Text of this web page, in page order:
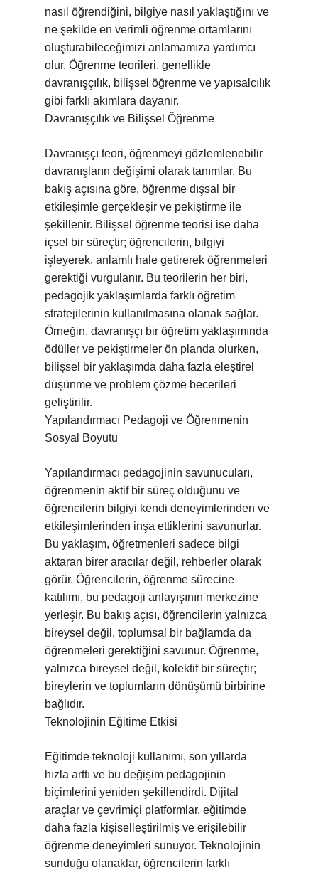
nasıl öğrendiğini, bilgiye nasıl yaklaştığını ve
ne şekilde en verimli öğrenme ortamlarını
oluşturabileceğimizi anlamamıza yardımcı
olur. Öğrenme teorileri, genellikle
davranışçılık, bilişsel öğrenme ve yapısalcılık
gibi farklı akımlara dayanır.
Davranışçılık ve Bilişsel Öğrenme
Davranışçı teori, öğrenmeyi gözlemlenebilir
davranışların değişimi olarak tanımlar. Bu
bakış açısına göre, öğrenme dışsal bir
etkileşimle gerçekleşir ve pekiştirme ile
şekillenir. Bilişsel öğrenme teorisi ise daha
içsel bir süreçtir; öğrencilerin, bilgiyi
işleyerek, anlamlı hale getirerek öğrenmeleri
gerektiği vurgulanır. Bu teorilerin her biri,
pedagojik yaklaşımlarda farklı öğretim
stratejilerinin kullanılmasına olanak sağlar.
Örneğin, davranışçı bir öğretim yaklaşımında
ödüller ve pekiştirmeler ön planda olurken,
bilişsel bir yaklaşımda daha fazla eleştirel
düşünme ve problem çözme becerileri
geliştirilir.
Yapılandırmacı Pedagoji ve Öğrenmenin
Sosyal Boyutu
Yapılandırmacı pedagojinin savunucuları,
öğrenmenin aktif bir süreç olduğunu ve
öğrencilerin bilgiyi kendi deneyimlerinden ve
etkileşimlerinden inşa ettiklerini savunurlar.
Bu yaklaşım, öğretmenleri sadece bilgi
aktaran birer aracılar değil, rehberler olarak
görür. Öğrencilerin, öğrenme sürecine
katılımı, bu pedagoji anlayışının merkezine
yerleşir. Bu bakış açısı, öğrencilerin yalnızca
bireysel değil, toplumsal bir bağlamda da
öğrenmeleri gerektiğini savunur. Öğrenme,
yalnızca bireysel değil, kolektif bir süreçtir;
bireylerin ve toplumların dönüşümü birbirine
bağlıdır.
Teknolojinin Eğitime Etkisi
Eğitimde teknoloji kullanımı, son yıllarda
hızla arttı ve bu değişim pedagojinin
biçimlerini yeniden şekillendirdi. Dijital
araçlar ve çevrimiçi platformlar, eğitimde
daha fazla kişiselleştirilmiş ve erişilebilir
öğrenme deneyimleri sunuyor. Teknolojinin
sunduğu olanaklar, öğrencilerin farklı